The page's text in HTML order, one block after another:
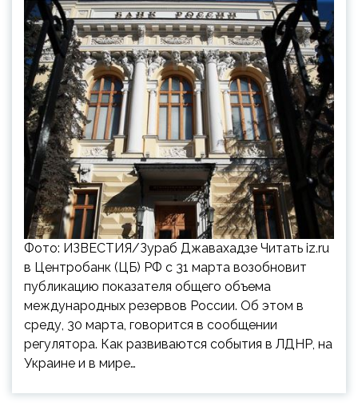
Фото: ИЗВЕСТИЯ/Зураб Джавахадзе Читать iz.ru
в Центробанк (ЦБ) РФ с 31 марта возобновит
публикацию показателя общего объема
международных резервов России. Об этом в
среду, 30 марта, говорится в сообщении
регулятора. Как развиваются события в ЛДНР, на
Украине и в мире…